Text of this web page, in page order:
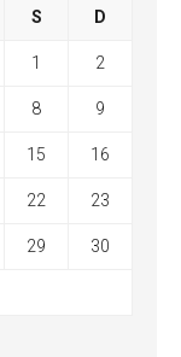
S D
1 2
8 9
15 16
22 23
29 30